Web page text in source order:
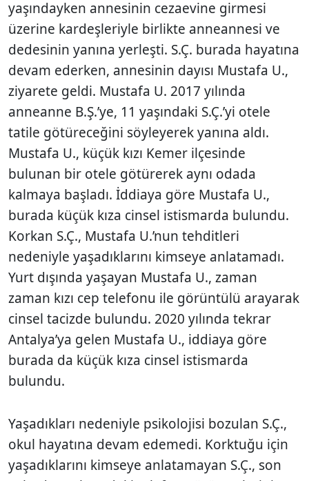
yaşındayken annesinin cezaevine girmesi
üzerine kardeşleriyle birlikte anneannesi ve
dedesinin yanına yerleşti. S.Ç. burada hayatına
devam ederken, annesinin dayısı Mustafa U.,
ziyarete geldi. Mustafa U. 2017 yılında
anneanne B.Ş.’ye, 11 yaşındaki S.Ç.’yi otele
tatile götüreceğini söyleyerek yanına aldı.
Mustafa U., küçük kızı Kemer ilçesinde
bulunan bir otele götürerek aynı odada
kalmaya başladı. İddiaya göre Mustafa U.,
burada küçük kıza cinsel istismarda bulundu.
Korkan S.Ç., Mustafa U.’nun tehditleri
nedeniyle yaşadıklarını kimseye anlatamadı.
Yurt dışında yaşayan Mustafa U., zaman
zaman kızı cep telefonu ile görüntülü arayarak
cinsel tacizde bulundu. 2020 yılında tekrar
Antalya’ya gelen Mustafa U., iddiaya göre
burada da küçük kıza cinsel istismarda
bulundu.
Yaşadıkları nedeniyle psikolojisi bozulan S.Ç.,
okul hayatına devam edemedi. Korktuğu için
yaşadıklarını kimseye anlatamayan S.Ç., son